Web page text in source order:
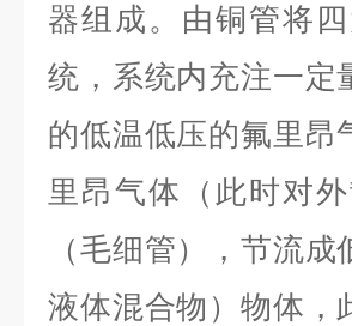
器组成。由铜管将
统，系统内充注一定
的低温低压的氟里昂
里昂气体（此时对
（毛细管），节流
液体混合物）物体，